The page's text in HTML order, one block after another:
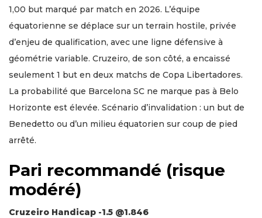
1,00 but marqué par match en 2026. L’équipe
équatorienne se déplace sur un terrain hostile, privée
d’enjeu de qualification, avec une ligne défensive à
géométrie variable. Cruzeiro, de son côté, a encaissé
seulement 1 but en deux matchs de Copa Libertadores.
La probabilité que Barcelona SC ne marque pas à Belo
Horizonte est élevée. Scénario d’invalidation : un but de
Benedetto ou d’un milieu équatorien sur coup de pied
arrêté.
Pari recommandé (risque
modéré)
Cruzeiro Handicap -1.5 @1.846